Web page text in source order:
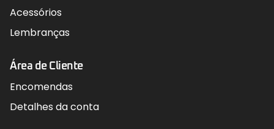
Acessórios
Lembranças
Área de Cliente
Encomendas
Detalhes da conta